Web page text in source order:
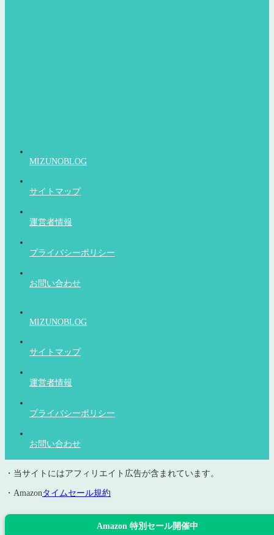
MIZUNOBLOG
サイトマップ
運営者情報
プライバシーポリシー
お問い合わせ
MIZUNOBLOG
サイトマップ
運営者情報
プライバシーポリシー
お問い合わせ
・当サイトにはアフィリエイト広告が含まれています。
・Amazonタイムセール規約
Amazon 特別セール開催中